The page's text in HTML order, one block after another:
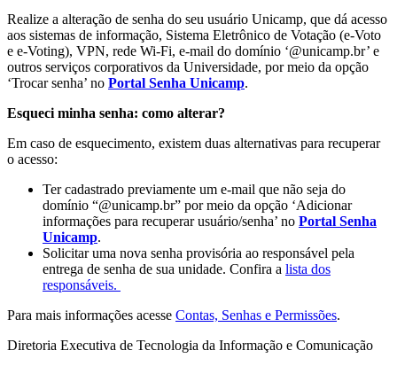
Realize a alteração de senha do seu usuário Unicamp, que dá acesso
aos sistemas de informação, Sistema Eletrônico de Votação (e-Voto
e e-Voting), VPN, rede Wi-Fi, e-mail do domínio ‘@unicamp.br’ e
outros serviços corporativos da Universidade, por meio da opção
‘Trocar senha’ no Portal Senha Unicamp.
Esqueci minha senha: como alterar?
Em caso de esquecimento, existem duas alternativas para recuperar
o acesso:
Ter cadastrado previamente um e-mail que não seja do
domínio “@unicamp.br” por meio da opção ‘Adicionar
informações para recuperar usuário/senha’ no Portal Senha
Unicamp.
Solicitar uma nova senha provisória ao responsável pela
entrega de senha de sua unidade. Confira a lista dos
responsáveis.
Para mais informações acesse Contas, Senhas e Permissões.
Diretoria Executiva de Tecnologia da Informação e Comunicação